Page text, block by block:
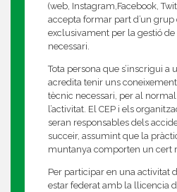
(web, Instagram,Facebook,
accepta formar part d’un
exclusivament per la gestió de
necessari.
Tota persona que s’inscrigui a
acredita tenir uns
tècnic necessari, per al
l’activitat. El CEP i els
seran responsables dels
succeir, assumint que la
muntanya comporten un cert
Per participar en una activitat
estar federat amb la llicencia